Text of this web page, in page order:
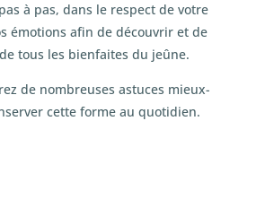
à pas, dans le respect de votre
émotions afin de découvrir et de
tous les bienfaites du jeûne.
de nombreuses astuces mieux-
cette forme au quotidien.